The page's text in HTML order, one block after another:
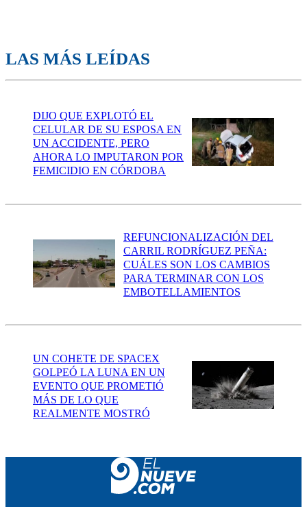
LAS MÁS LEÍDAS
DIJO QUE EXPLOTÓ EL
CELULAR DE SU ESPOSA EN
UN ACCIDENTE, PERO
AHORA LO IMPUTARON POR
FEMICIDIO EN CÓRDOBA
REFUNCIONALIZACIÓN DEL
CARRIL RODRÍGUEZ PEÑA:
CUÁLES SON LOS CAMBIOS
PARA TERMINAR CON LOS
EMBOTELLAMIENTOS
UN COHETE DE SPACEX
GOLPEÓ LA LUNA EN UN
EVENTO QUE PROMETIÓ
MÁS DE LO QUE
REALMENTE MOSTRÓ